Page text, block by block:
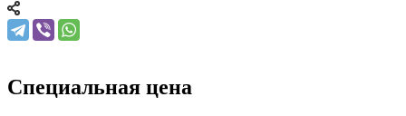
Специальная цена